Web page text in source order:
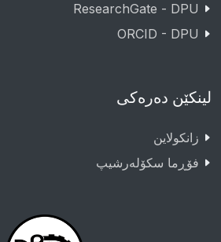
ResearchGate - DPU
ORCID - DPU
لینکێن دەرەکی
زانکولاین
فۆڕما سکۆلەرشیپ